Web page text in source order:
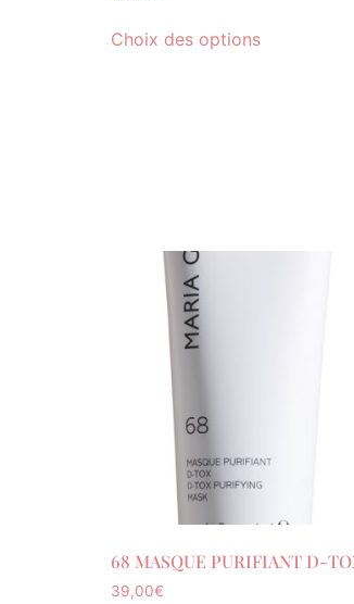
Choix des options
68 MASQUE PURIFIANT D-
39,00€